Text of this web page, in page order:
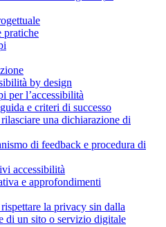
pratiche
by design
per l’accessibilità
e criteri di successo
una dichiarazione di
di feedback e procedura di
accessibilità
e approfondimenti
la privacy sin dalla
di un sito o servizio digitale